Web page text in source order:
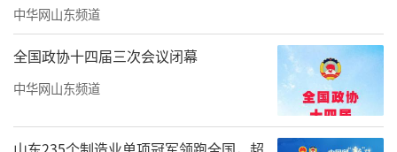
中华网山东频道
全国政协十四届三次会议闭幕
中华网山东频道